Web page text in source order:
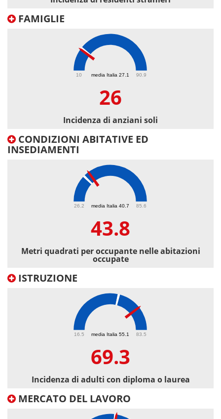
FAMIGLIE
media Italia 27.1
10 90.9
26
Incidenza di anziani soli
CONDIZIONI ABITATIVE ED
INSEDIAMENTI
media Italia 40.7
26.2 85.6
43.8
Metri quadrati per occupante nelle abitazioni
occupate
ISTRUZIONE
media Italia 55.1
16.5 83.5
69.3
Incidenza di adulti con diploma o laurea
MERCATO DEL LAVORO